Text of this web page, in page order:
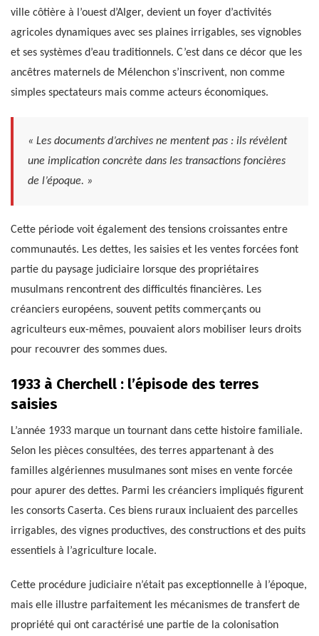
ville côtière à l’ouest d’Alger, devient un foyer d’activités
agricoles dynamiques avec ses plaines irrigables, ses vignobles
et ses systèmes d’eau traditionnels. C’est dans ce décor que les
ancêtres maternels de Mélenchon s’inscrivent, non comme
simples spectateurs mais comme acteurs économiques.
« Les documents d’archives ne mentent pas : ils révèlent
une implication concrète dans les transactions foncières
de l’époque. »
Cette période voit également des tensions croissantes entre
communautés. Les dettes, les saisies et les ventes forcées font
partie du paysage judiciaire lorsque des propriétaires
musulmans rencontrent des difficultés financières. Les
créanciers européens, souvent petits commerçants ou
agriculteurs eux-mêmes, pouvaient alors mobiliser leurs droits
pour recouvrer des sommes dues.
1933 à Cherchell : l’épisode des terres
saisies
L’année 1933 marque un tournant dans cette histoire familiale.
Selon les pièces consultées, des terres appartenant à des
familles algériennes musulmanes sont mises en vente forcée
pour apurer des dettes. Parmi les créanciers impliqués figurent
les consorts Caserta. Ces biens ruraux incluaient des parcelles
irrigables, des vignes productives, des constructions et des puits
essentiels à l’agriculture locale.
Cette procédure judiciaire n’était pas exceptionnelle à l’époque,
mais elle illustre parfaitement les mécanismes de transfert de
propriété qui ont caractérisé une partie de la colonisation